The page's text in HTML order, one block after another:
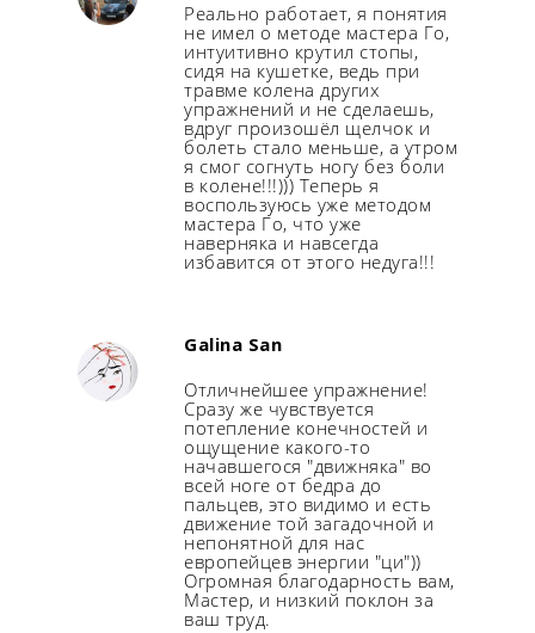
Реально работает, я понятия
не имел о методе мастера Го,
интуитивно крутил стопы,
сидя на кушетке, ведь при
травме колена других
упражнений и не сделаешь,
вдруг произошёл щелчок и
болеть стало меньше, а утром
я смог согнуть ногу без боли
в колене!!!))) Теперь я
воспользуюсь уже методом
мастера Го, что уже
наверняка и навсегда
избавится от этого недуга!!!
Galina San
Отличнейшее упражнение!
Сразу же чувствуется
потепление конечностей и
ощущение какого-то
начавшегося "движняка" во
всей ноге от бедра до
пальцев, это видимо и есть
движение той загадочной и
непонятной для нас
европейцев энергии "ци"))
Огромная благодарность вам,
Мастер, и низкий поклон за
ваш труд.